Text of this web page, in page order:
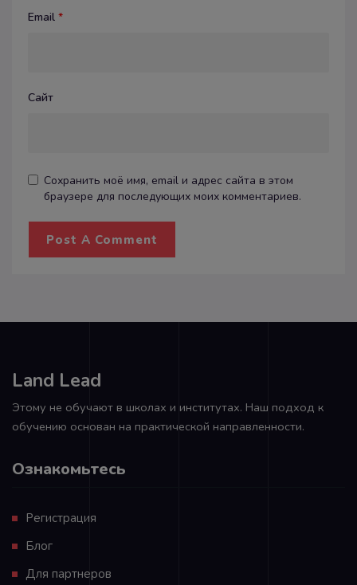
Email *
Сайт
Сохранить моё имя, email и адрес сайта в этом
браузере для последующих моих комментариев.
Land Lead
Этому не обучают в школах и институтах. Наш подход к
обучению основан на практической направленности.
Ознакомьтесь
Регистрация
Блог
Для партнеров